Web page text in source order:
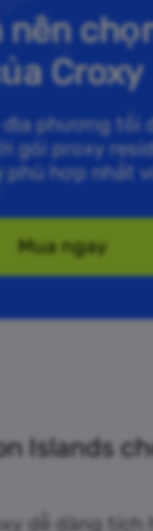
nên
Croxy
phương tối
gói proxy
phù hợp nhất
Mua ngay
Islands
dễ dàng tích